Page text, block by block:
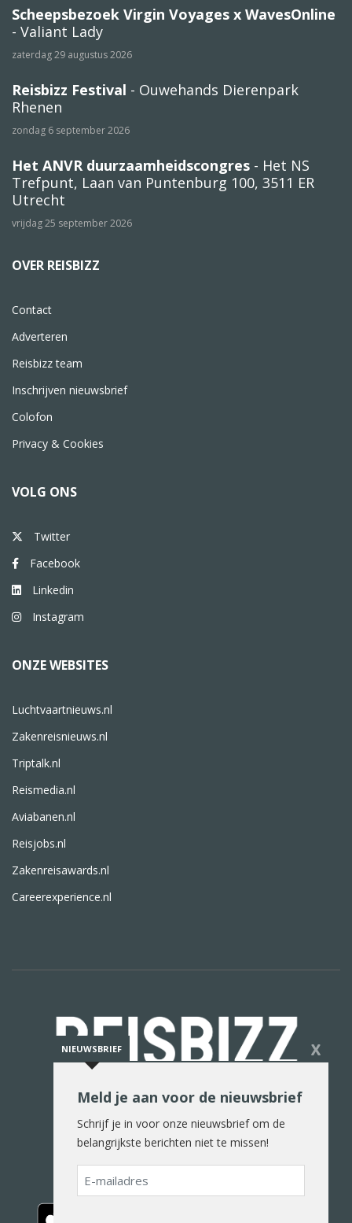
Scheepsbezoek Virgin Voyages x WavesOnline
- Valiant Lady
zaterdag 29 augustus 2026
Reisbizz Festival - Ouwehands Dierenpark
Rhenen
zondag 6 september 2026
Het ANVR duurzaamheidscongres - Het NS
Trefpunt, Laan van Puntenburg 100, 3511 ER
Utrecht
vrijdag 25 september 2026
OVER REISBIZZ
Contact
Adverteren
Reisbizz team
Inschrijven nieuwsbrief
Colofon
Privacy & Cookies
VOLG ONS
Twitter
Facebook
Linkedin
Instagram
ONZE WEBSITES
Luchtvaartnieuws.nl
Zakenreisnieuws.nl
Triptalk.nl
Reismedia.nl
Aviabanen.nl
Reisjobs.nl
Zakenreisawards.nl
Careerexperience.nl
De reiswereld in woord en beeld
NIEUWSBRIEF X
Meld je aan voor de nieuwsbrief
Schrijf je in voor onze nieuwsbrief om de
belangrijkste berichten niet te missen!
E-
mailadres